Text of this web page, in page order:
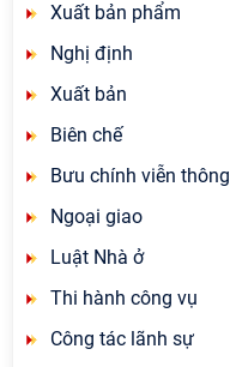
Xuất bản phẩm
Nghị định
Xuất bản
Biên chế
Bưu chính viễn thông
Ngoại giao
Luật Nhà ở
Thi hành công vụ
Công tác lãnh sự